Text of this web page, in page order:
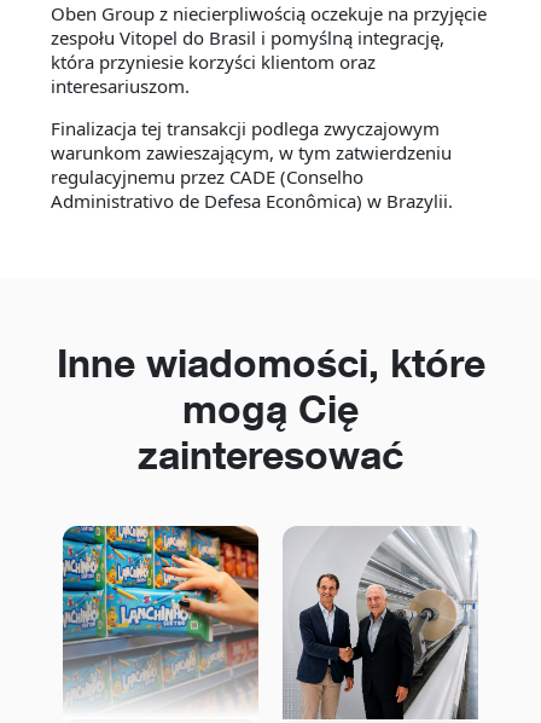
Oben Group z niecierpliwością oczekuje na przyjęcie
zespołu Vitopel do Brasil i pomyślną integrację,
która przyniesie korzyści klientom oraz
interesariuszom.
Finalizacja tej transakcji podlega zwyczajowym
warunkom zawieszającym, w tym zatwierdzeniu
regulacyjnemu przez CADE (Conselho
Administrativo de Defesa Econômica) w Brazylii.
Inne wiadomości, które
mogą Cię
zainteresować